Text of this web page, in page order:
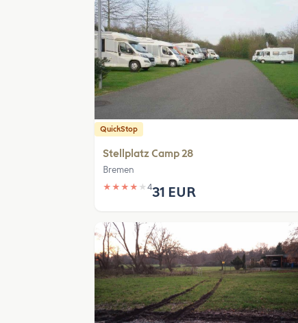
QuickStop
Stellplatz Camp 28
Bremen
★ ★ ★ ★ ★ 431 EUR